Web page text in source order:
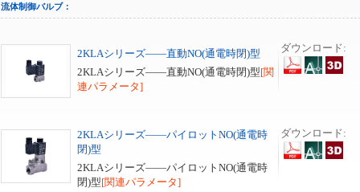
流体制御バルブ：
2KLAシリーズ――直動NO(通電時閉)型
2KLAシリーズ――直動NO(通電時閉)型[関
連パラメータ]
ダウンロード:
2KLAシリーズ――パイロットNO(通電時
閉)型
2KLAシリーズ――パイロットNO(通電時
閉)型[関連パラメータ]
ダウンロード: